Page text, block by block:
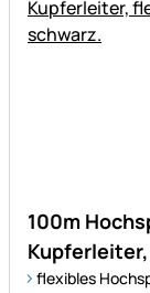
100m
flexibles